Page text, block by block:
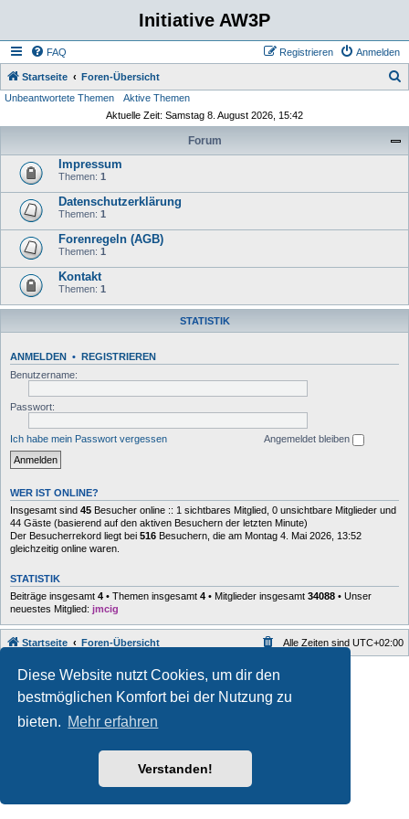
Diese Website nutzt Cookies, um dir den
bestmöglichen Komfort bei der Nutzung zu
bieten. Mehr erfahren
Verstanden!
Initiative AW3P
FAQ Anmelden
Registrieren
Startseite Foren-Übersicht
Unbeantwortete Themen
Aktive Themen
Aktuelle Zeit: Samstag 8. August 2026, 15:42
Forum
Impressum
Themen: 1
Datenschutzerklärung
Themen: 1
Forenregeln (AGB)
Themen: 1
Kontakt
Themen: 1
STATISTIK
ANMELDEN • REGISTRIEREN
Benutzername:
Passwort:
Ich habe mein Passwort vergessen Angemeldet bleiben
WER IST ONLINE?
Insgesamt sind 45 Besucher online :: 1 sichtbares Mitglied, 0 unsichtbare Mitglieder und
44 Gäste (basierend auf den aktiven Besuchern der letzten Minute)
Der Besucherrekord liegt bei 516 Besuchern, die am Montag 4. Mai 2026, 13:52
gleichzeitig online waren.
STATISTIK
Beiträge insgesamt 4 • Themen insgesamt 4 • Mitglieder insgesamt 34088 • Unser
neuestes Mitglied: jmcig
Startseite Foren-Übersicht Alle Zeiten sind UTC+02:00
Style developer by forum ,
Powered byphpBB ® Forum Software © phpBB Limited
Deutsche Übersetzung durchphpBB.de
Datenschutz